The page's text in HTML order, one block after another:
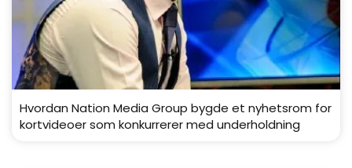
Hvordan Nation Media Group bygde et nyhetsrom for
kortvideoer som konkurrerer med underholdning